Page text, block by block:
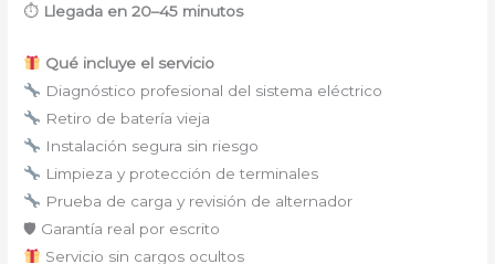
⏱ Llegada en 20–45 minutos
Qué incluye el servicio
Diagnóstico profesional del sistema eléctrico
Retiro de batería vieja
Instalación segura sin riesgo
Limpieza y protección de terminales
Prueba de carga y revisión de alternador
🛡 Garantía real por escrito
Servicio sin cargos ocultos